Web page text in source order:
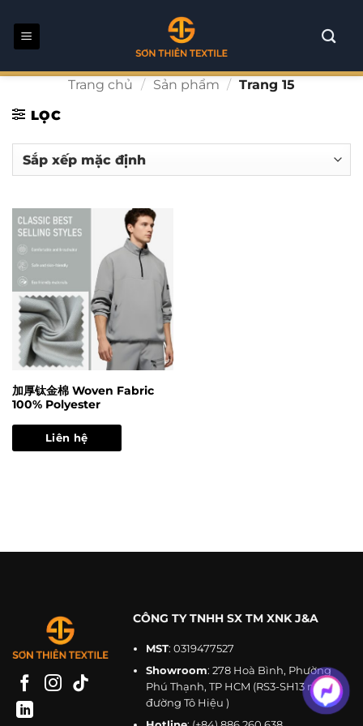
qua
nội
dung
Trang chủ / Sản phẩm / Trang 15
LỌC
加厚钛金棉 Woven Fabric
100% Polyester
Liên hệ
CÔNG TY TNHH SX TM XNK J&A
MST: 0319477527
Showroom: 278 Hoà Bình, Phường
Phú Thạnh, TP HCM (RS3-SH13 mặt
đường Tô Hiệu )